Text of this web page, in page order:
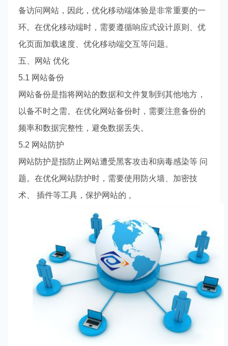
备访问网站，因此，优化移动端体验是非常重要的一
环。在优化移动端时，需要遵循响应式设计原则、优
化页面加载速度、优化移动端交互等问题。
五、网站 优化
5.1 网站备份
网站备份是指将网站的数据和文件复制到其他地方，
以备不时之需。在优化网站备份时，需要注意备份的
频率和数据完整性，避免数据丢失。
5.2 网站防护
网站防护是指防止网站遭受黑客攻击和病毒感染等 问
题。在优化网站防护时，需要使用防火墙、加密技
术、 插件等工具，保护网站的 。